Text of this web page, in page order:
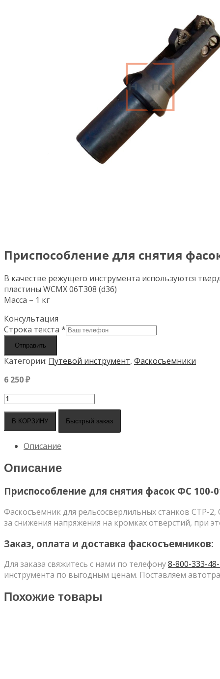
Приспособление для снятия
В качестве режущего инструмента используются
пластины WCMX 06T308 (d36)
Масса – 1 кг
Консультация
Строка текста *
Отправить
Категории: Путевой инструмент, Фаскосъемники
6 250₽
Количество
Приспособление
для
снятия
фасок
ФС
100-
В КОРЗИНУ Быстрый заказ
Описание
Описание
Приспособление для снятия фасок ФС 100-
Фаскосъемник для рельсосверлильных станков СТР-
за снижения напряжения на кромках отверстий, при
Заказ, оплата и доставка фаскосъемников:
Для заказа свяжитесь с нами по телефону8-800-333-
инструмента по выгодным ценам. Поставляем
Похожие товары